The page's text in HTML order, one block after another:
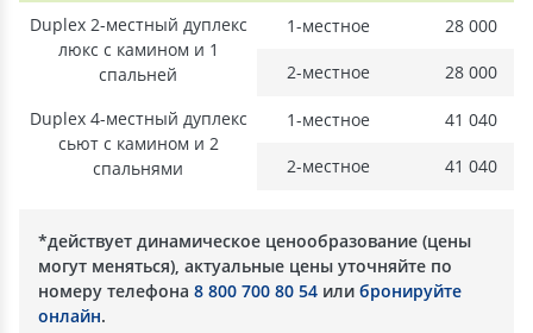
Duplex 2-местный дуплекс
люкс с камином и 1
спальней
1-местное 28 000
2-местное 28 000
Duplex 4-местный дуплекс
сьют с камином и 2
спальнями
1-местное 41 040
2-местное 41 040
*действует динамическое ценообразование (цены
могут меняться), актуальные цены уточняйте по
номеру телефона 8 800 700 80 54 или бронируйте
онлайн.